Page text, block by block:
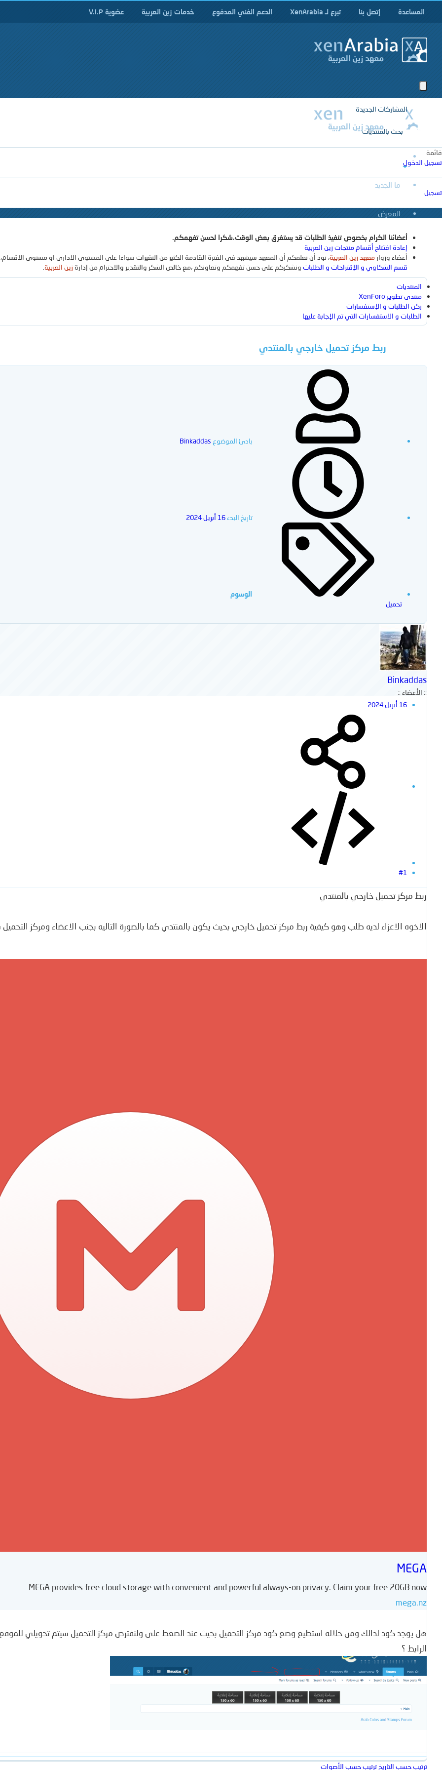
المساعدة إتصل بنا تبرع لـ XenArabia الدعم الفني المدفوع خدمات زين العربية عضوية V.I.P
ما الجديد
المعرض
جديد الوسائط التعليقات الجديدة بحث بالوسائط
المنتجات
أحدث المراجعات
تسجيل الدخول تسجيل ما الجديد البحث
المشاركات الجديدة
بحث بالمنتديات
قائمة
تسجيل الدخول
تسجيل
أعضائنا الكرام بخصوص تنفيذ الطلبات قد يستغرق بعض الوقت،شكرا لحسن تفهمكم.
إعادة افتتاح أقسام منتجات زين العربية
أعضاء وزوار معهد زين العربية، نود أن نعلمكم أن المعهد سيشهد في الفترة القادمة الكثير من التغيرات سواءا على المستوى الاداري او مستوى
قسم الشكاوي و الإقتراحات و الطلبات ونشكركم على حسن تفهمكم وتعاونكم ،مع خالص الشكر والتقدير والاحترام من إدارة زين العربية
المنتديات
منتدى تطوير XenForo
ركن الطلبات و الإستفسارات
الطلبات و الاستفسارات التي تم الإجابة عليها
ربط مركز تحميل خارجي بالمنتدي
بادئ الموضوع Binkaddas
تاريخ البدء 16 أبريل 2024
الوسوم
تحميل
Binkaddas
:: الأعضاء ::
16 أبريل 2024
#1
ربط مركز تحميل خارجي بالمنتدي
الاخوه الاعزاء لديه طلب وهو كيفية ربط مركز تحميل خارجي بحيث يكون بالمنتدي كما بالصورة التاليه بجنب الاعضاء ومركز
MEGA
MEGA provides free cloud storage with convenient and powerful always-on privacy. Claim your free 20GB now
mega.nz
هل يوجد كود لذالك ومن خلاله استطيع وضع كود مركز التحميل بحيث عند الضغط على ولنفترض مركز التحميل سيتم تحويلي
الرابط ؟
ترتيب حسب التاريخ ترتيب حسب الأصوات